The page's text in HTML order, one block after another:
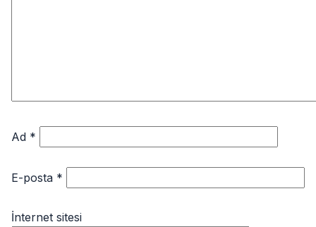
Ad *
E-posta *
İnternet sitesi